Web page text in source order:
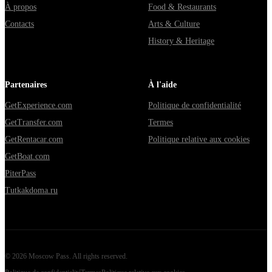
À propos
Contacts
Food & Restaurants
Arts & Culture
History & Heritage
Partenaires
GetExperience.com
GetTransfer.com
GetRentacar.com
GetBoat.com
PiterPass
Tutkakdoma.ru
À l'aide
Politique de confidentialité
Termes
Politique relative aux cookies
© 2026 Moscow Pass. All rights reserved.